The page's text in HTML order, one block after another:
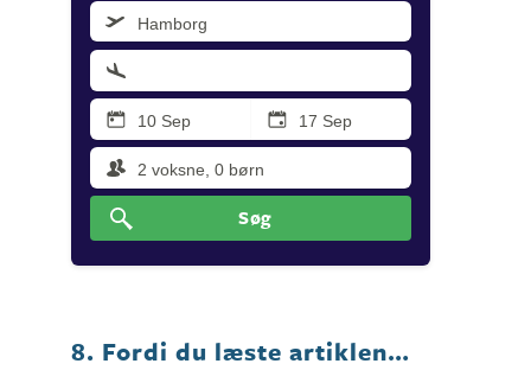
Søg
8. Fordi du læste artiklen…